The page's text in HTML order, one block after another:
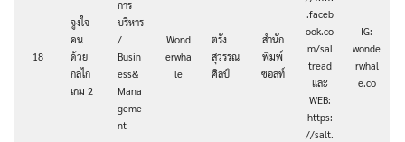
18
จูงใจ
คน
ด้วย
กลไก
เกม 2
การ
บริหาร
/
Busin
ess&
Mana
geme
nt
Wond
erwha
le
ตรัง
สุวรรณ
ศิลป์
สำนัก
พิมพ์
ซอลท์
.faceb
ook.co
m/sal
tread
และ
WEB:
https:
//salt.
IG:
wonde
rwhal
e.co